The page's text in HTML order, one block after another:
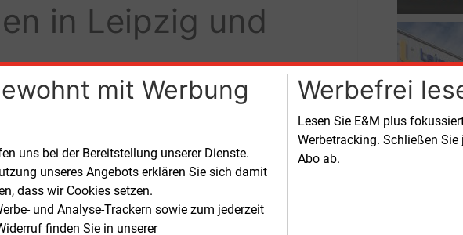
mit Werbung
uns bei der Bereitstellung unserer Dienste.
unseres Angebots erklären Sie sich damit
dass wir Cookies setzen.
und Analyse-Trackern sowie zum jederzeit
finden Sie in unserer
Werbefrei
Lesen Sie E&M plus
Werbetracking. Schließen
Abo ab.
in Leipzig und
Stadtwerke kündigen Preisänderungen zum
Trotz gestiegener Netzentgelte und eines
höheren CO2-Preises bleibe der Erdgaspreis in
Leipzig stabil. Maik Piehler, Geschäftsführer
der Leipziger Stadtwerke, betont, dass die